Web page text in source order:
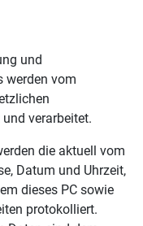
und
werden vom
verarbeitet.
die aktuell vom
Datum und Uhrzeit,
dieses PC sowie
protokolliert.